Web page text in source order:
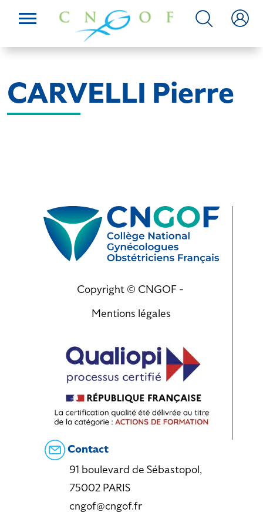
CARVELLI Pierre
Copyright © CNGOF -
Mentions légales
Contact
91 boulevard de Sébastopol,
75002 PARIS
cngof@cngof.fr